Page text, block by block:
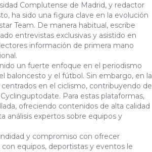
Complutense de Madrid, y redactor
ha sido una figura clave en la evolución
Team. De manera habitual, escribe
entrevistas exclusivas y asistido en
información de primera mano
un fuerte enfoque en el periodismo
baloncesto y el fútbol. Sin embargo, en la
en el ciclismo, contribuyendo de
Para estas plataformas,
ofreciendo contenidos de alta calidad
análisis expertos sobre equipos y
y compromiso con ofrecer
equipos, deportistas y eventos le